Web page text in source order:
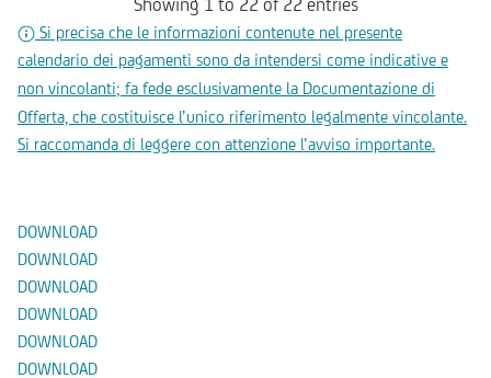
Showing 1 to 22 of 22 entries
Si precisa che le informazioni contenute nel presente
calendario dei pagamenti sono da intendersi come indicative e
non vincolanti; fa fede esclusivamente la Documentazione di
Offerta, che costituisce l’unico riferimento legalmente vincolante.
Si raccomanda di leggere con attenzione l’avviso importante.
DOWNLOAD
DOWNLOAD
DOWNLOAD
DOWNLOAD
DOWNLOAD
DOWNLOAD